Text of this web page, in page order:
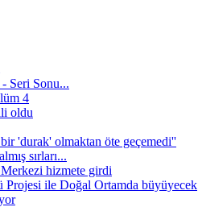
Seri Sonu...
4
oldu
'durak' olmaktan öte geçemedi''
sırları...
hizmete girdi
ile Doğal Ortamda büyüyecek